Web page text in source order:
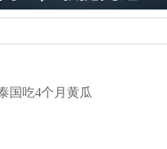
吃4个月黄瓜